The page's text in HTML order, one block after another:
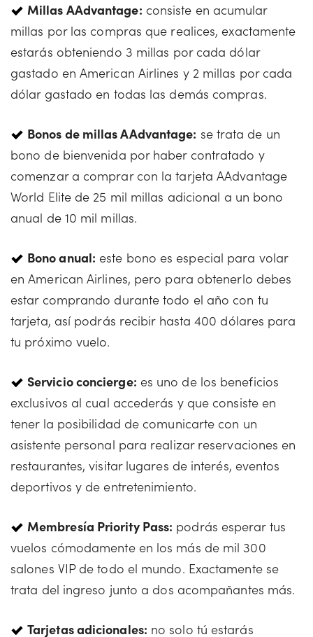
Millas AAdvantage: consiste en acumular
millas por las compras que realices, exactamente
estarás obteniendo 3 millas por cada dólar
gastado en American Airlines y 2 millas por cada
dólar gastado en todas las demás compras.
Bonos de millas AAdvantage: se trata de un
bono de bienvenida por haber contratado y
comenzar a comprar con la tarjeta AAdvantage
World Elite de 25 mil millas adicional a un bono
anual de 10 mil millas.
Bono anual: este bono es especial para volar
en American Airlines, pero para obtenerlo debes
estar comprando durante todo el año con tu
tarjeta, así podrás recibir hasta 400 dólares para
tu próximo vuelo.
Servicio concierge: es uno de los beneficios
exclusivos al cual accederás y que consiste en
tener la posibilidad de comunicarte con un
asistente personal para realizar reservaciones en
restaurantes, visitar lugares de interés, eventos
deportivos y de entretenimiento.
Membresía Priority Pass: podrás esperar tus
vuelos cómodamente en los más de mil 300
salones VIP de todo el mundo. Exactamente se
trata del ingreso junto a dos acompañantes más.
Tarjetas adicionales: no solo tú estarás